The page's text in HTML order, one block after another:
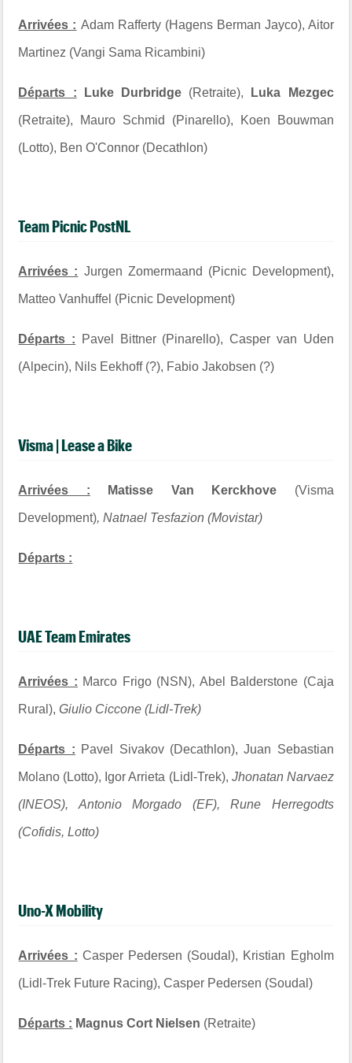
Arrivées : Adam Rafferty (Hagens Berman Jayco), Aitor
Martinez (Vangi Sama Ricambini)
Départs : Luke Durbridge (Retraite), Luka Mezgec
(Retraite), Mauro Schmid (Pinarello), Koen Bouwman
(Lotto), Ben O'Connor (Decathlon)
Team Picnic PostNL
Arrivées : Jurgen Zomermaand (Picnic Development),
Matteo Vanhuffel (Picnic Development)
Départs : Pavel Bittner (Pinarello), Casper van Uden
(Alpecin), Nils Eekhoff (?), Fabio Jakobsen (?)
Visma | Lease a Bike
Arrivées : Matisse Van Kerckhove (Visma
Development), Natnael Tesfazion (Movistar)
Départs :
UAE Team Emirates
Arrivées : Marco Frigo (NSN), Abel Balderstone (Caja
Rural),Giulio Ciccone (Lidl-Trek)
Départs : Pavel Sivakov (Decathlon), Juan Sebastian
Molano (Lotto), Igor Arrieta (Lidl-Trek), Jhonatan Narvaez
(INEOS), Antonio Morgado (EF), Rune Herregodts
(Cofidis, Lotto)
Uno-X Mobility
Arrivées : Casper Pedersen (Soudal), Kristian Egholm
(Lidl-Trek Future Racing), Casper Pedersen (Soudal)
Départs : Magnus Cort Nielsen (Retraite)